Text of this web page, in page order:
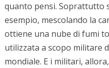
quanto pensi. Soprattutto
esempio, mescolando la
ottiene una nube di fumi
utilizzata a scopo militare
mondiale. E i militari,